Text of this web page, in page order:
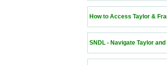
How to Access Taylor &
SNDL - Navigate Taylor